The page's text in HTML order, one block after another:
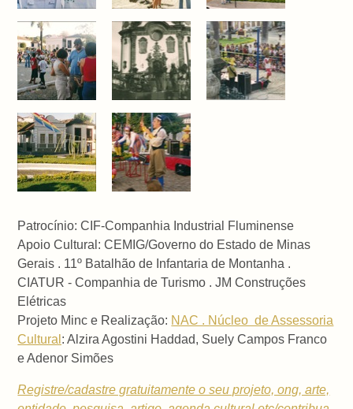
Patrocínio: CIF-Companhia Industrial Fluminense
Apoio Cultural:CEMIG/Governo do Estado de Minas
Gerais . 11º Batalhão de Infantaria de Montanha .
CIATUR - Companhia de Turismo . JM Construções
Elétricas
Projeto Minc e Realização: NAC . Núcleo de Assessoria
Cultural : Alzira Agostini Haddad, Suely Campos Franco
e Adenor Simões
Registre/cadastre gratuitamente o seu projeto, ong, arte,